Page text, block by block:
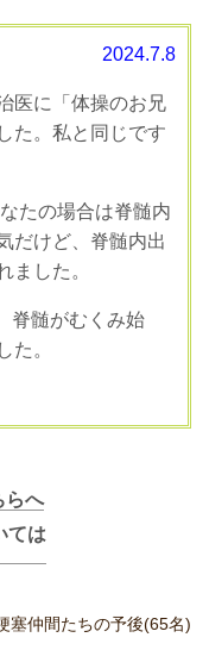
2024.7.8
医に「体操のお兄
た。私と同じです
たの場合は脊髄内
だけど、 脊髄内出
ました。
脊髄がむくみ始
た。
らへ
ては
塞仲間たちの予後(65名)